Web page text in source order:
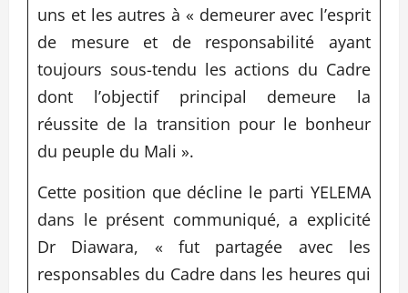
uns et les autres à « demeurer avec l’esprit
de mesure et de responsabilité ayant
toujours sous-tendu les actions du Cadre
dont l’objectif principal demeure la
réussite de la transition pour le bonheur
du peuple du Mali ».
Cette position que décline le parti YELEMA
dans le présent communiqué, a explicité
Dr Diawara, « fut partagée avec les
responsables du Cadre dans les heures qui